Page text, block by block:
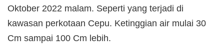
Oktober 2022 malam. Seperti yang terjadi di
kawasan perkotaan Cepu. Ketinggian air mulai 30
Cm sampai 100 Cm lebih.